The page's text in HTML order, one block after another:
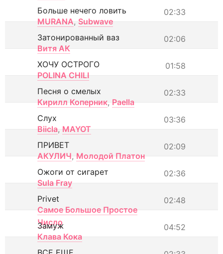
02:33
Больше нечего ловить
MURANA, Subwave
02:06
Затонированный ваз
Витя АК
01:58
ХОЧУ ОСТРОГО
POLINA CHILI
02:33
Песня о смелых
Кирилл Коперник, Paella
03:36
Слух
Biicla, MAYOT
02:09
ПРИВЕТ
АКУЛИЧ, Молодой Платон
02:36
Ожоги от сигарет
Sula Fray
02:48
Privet
Самое Большое Простое
Число
04:52
Замуж
Клава Кока